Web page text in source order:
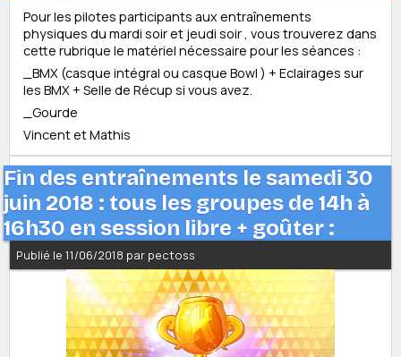
Pour les pilotes participants aux entraînements
physiques du mardi soir et jeudi soir , vous trouverez dans
cette rubrique le matériel nécessaire pour les séances :
_BMX (casque intégral ou casque Bowl ) + Eclairages sur
les BMX + Selle de Récup si vous avez.
_Gourde
Vincent et Mathis
Fin des entraînements le samedi 30
juin 2018 : tous les groupes de 14h à
16h30 en session libre + goûter :
Publié le 11/06/2018 par pectoss